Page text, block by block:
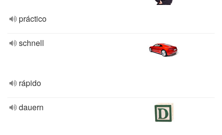
práctico
schnell
rápido
dauern